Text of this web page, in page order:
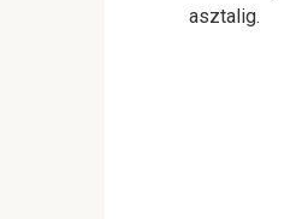
asztalig.